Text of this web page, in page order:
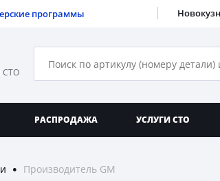
программы
СТО
РАСПРОДАЖА УСЛУГИ СТО
● Производитель GM